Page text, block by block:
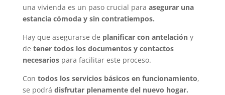
una vivienda es un paso crucial para asegurar una
estancia cómoda y sin contratiempos.
Hay que asegurarse de planificar con antelacióny
de tener todos los documentos y contactos
necesariospara facilitar este proceso.
Con todos los servicios básicos en funcionamiento,
se podrá disfrutar plenamente del nuevo hogar.